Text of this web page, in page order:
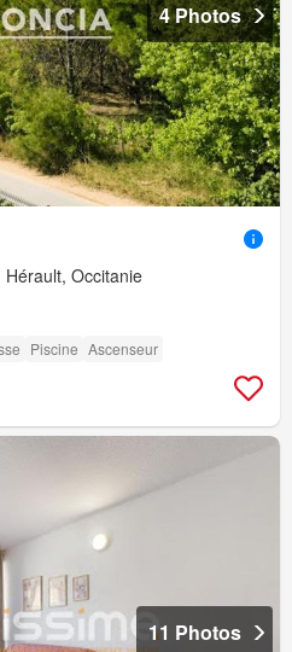
4 Photos
Occitanie
Piscine Ascenseur
11 Photos